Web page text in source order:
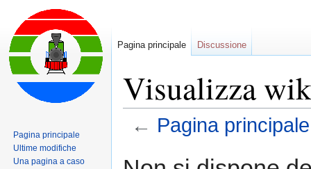
Visualizza
← Pagina principale
Pagina principale Discussione
Pagina principale
Ultime modifiche
Una pagina a caso